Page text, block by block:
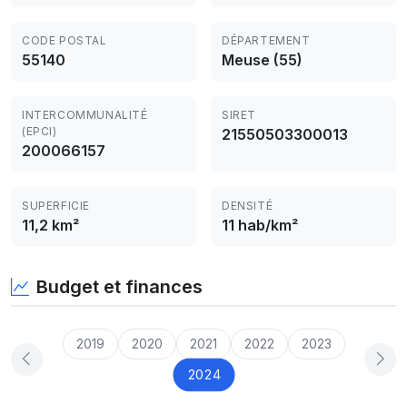
CODE POSTAL
55140
DÉPARTEMENT
Meuse (55)
INTERCOMMUNALITÉ
(EPCI)
200066157
SIRET
21550503300013
SUPERFICIE
11,2 km²
DENSITÉ
11 hab/km²
Budget et finances
2019 2020 2021 2022 2023
2024